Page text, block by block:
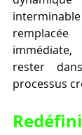
rester
processus